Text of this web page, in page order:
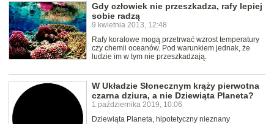
Gdy człowiek nie przeszkadza, rafy lepiej
sobie radzą
9 kwietnia 2013, 12:48
Rafy koralowe mogą przetrwać wzrost temperatury
czy chemii oceanów. Pod warunkiem jednak, że
ludzie im w tym nie przeszkadzają.
W Układzie Słonecznym krąży pierwotna
czarna dziura, a nie Dziewiąta Planeta?
1 października 2019, 10:06
Dziewiąta Planeta, hipotetyczny nieznany